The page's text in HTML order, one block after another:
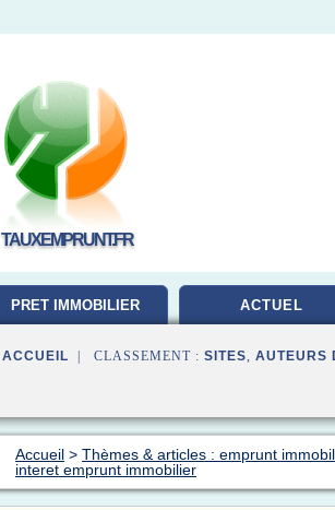
TAUXEMPRUNT.FR
PRET IMMOBILIER ACTUEL
ACCUEIL | CLASSEMENT : SITES, AUTEURS
Accueil > Thèmes & articles : emprunt
interet emprunt immobilier